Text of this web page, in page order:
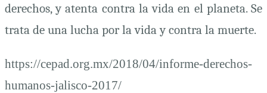
derechos, y atenta contra la vida en el planeta. Se
trata de una lucha por la vida y contra la muerte.
https://cepad.org.mx/2018/04/informe-derechos-
humanos-jalisco-2017/